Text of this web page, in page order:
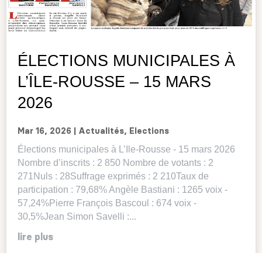
ÉLECTIONS MUNICIPALES À
L’ÎLE-ROUSSE – 15 MARS
2026
Mar 16, 2026 Actualités, Elections
Élections municipales à L’Ile-Rousse - 15 mars 2026
Nombre d’inscrits : 2 850 Nombre de votants : 2
271Nuls : 28Suffrage exprimés : 2 210Taux de
participation : 79,68% Angèle Bastiani : 1265 voix -
57,24%Pierre François Bascoul : 674 voix -
30,5%Jean Simon Savelli :...
lire plus